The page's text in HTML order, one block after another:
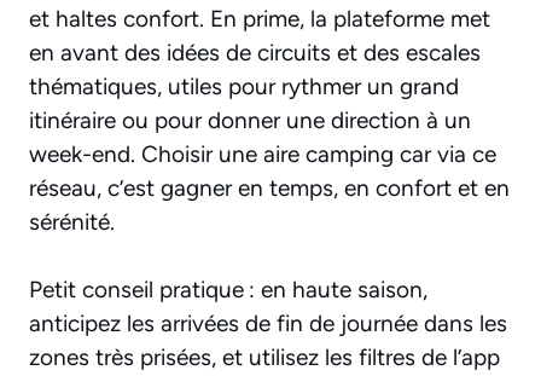
et haltes confort. En prime, la plateforme met
en avant des idées de circuits et des escales
thématiques, utiles pour rythmer un grand
itinéraire ou pour donner une direction à un
week-end. Choisir une aire camping carvia ce
réseau, c’est gagner en temps, en confort et en
sérénité.
Petit conseil pratique : en haute saison,
anticipez les arrivées de fin de journée dans les
zones très prisées, et utilisez les filtres de l’app